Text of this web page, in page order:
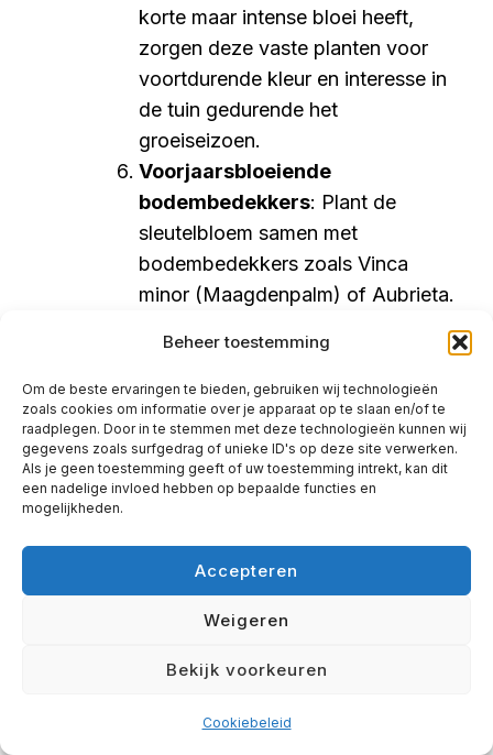
Beheer toestemming
Om de beste ervaringen te bieden, gebruiken wij technologieën
zoals cookies om informatie over je apparaat op te slaan en/of te
raadplegen. Door in te stemmen met deze technologieën kunnen wij
gegevens zoals surfgedrag of unieke ID's op deze site verwerken.
Als je geen toestemming geeft of uw toestemming intrekt, kan dit
een nadelige invloed hebben op bepaalde functies en
mogelijkheden.
Accepteren
Weigeren
Bekijk voorkeuren
Cookiebeleid
korte maar intense bloei heeft,
zorgen deze vaste planten voor
voortdurende kleur en interesse in
de tuin gedurende het
groeiseizoen.
Voorjaarsbloeiende
bodembedekkers: Plant de
sleutelbloem samen met
bodembedekkers zoals Vinca
minor (Maagdenpalm) of Aubrieta.
groeit, zorgen bodembedekkers
voor een tapijt van kleurrijke
bloemen en groen blad aan de
voet van de plant. Dit creëert een
mooie overgang tussen de hogere
Varens: Combineer de
sleutelbloem met varens zoals
Athyrium, Dryopteris of
Polystichum. Het fijne, veerachtige
gebladerte van de varens vormt
bloemen van de sleutelbloem en